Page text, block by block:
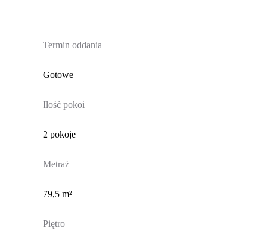
Termin oddania
Gotowe
Ilość pokoi
2 pokoje
Metraż
79,5 m²
Piętro